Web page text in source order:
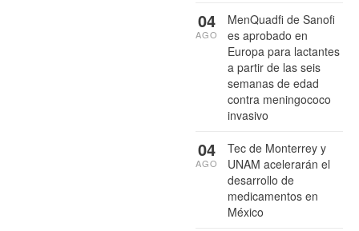
MenQuadfi de Sanofi
es aprobado en
Europa para lactantes
a partir de las seis
semanas de edad
contra meningococo
invasivo
04
AGO
Tec de Monterrey y
UNAM acelerarán el
desarrollo de
medicamentos en
México
04
AGO